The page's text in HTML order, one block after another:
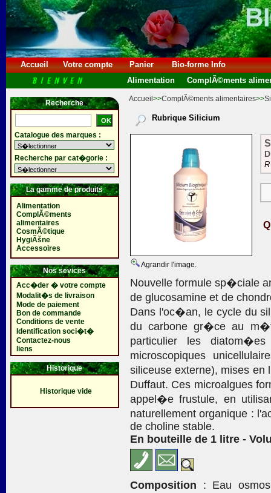
Accueil Votre compte Panier
Bio-forme Info
Alimentation
ComplÃ©ments
Recherche
Catalogue des marques :
Recherche par cat�gorie :
La gamme de produits
Alimentation
ComplÃ©ments
alimentaires
CosmÃ©tique
HygiÃšne
Accessoires
Nos sevices
Acc�der � votre compte
Modalit�s de livraison
Mode de paiement
Bon de commande
Conditions de vente
Identification soci�t�
Contactez-nous
liens
Historique
Historique vide
Accueil >>ComplÃ©ments alimentaires>>
Rubrique Silicium
Agrandir l'image.
Nouvelle formule sp�ciale
de glucosamine et de
Dans l'oc�an, le cycle du
du carbone gr�ce au
particulier les
microscopiques
siliceuse externe), mises
Duffaut. Ces microalgues
appel�e frustule, en
naturellement organique :
de choline stable.
En bouteille de 1 litre -
Composition : Eau